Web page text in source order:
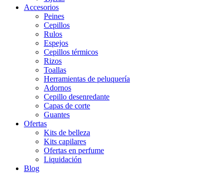
Accesorios
Peines
Cepillos
Rulos
Espejos
Cepillos térmicos
Rizos
Toallas
Herramientas de peluquería
Adornos
Cepillo desenredante
Capas de corte
Guantes
Ofertas
Kits de belleza
Kits capilares
Ofertas en perfume
Liquidación
Blog